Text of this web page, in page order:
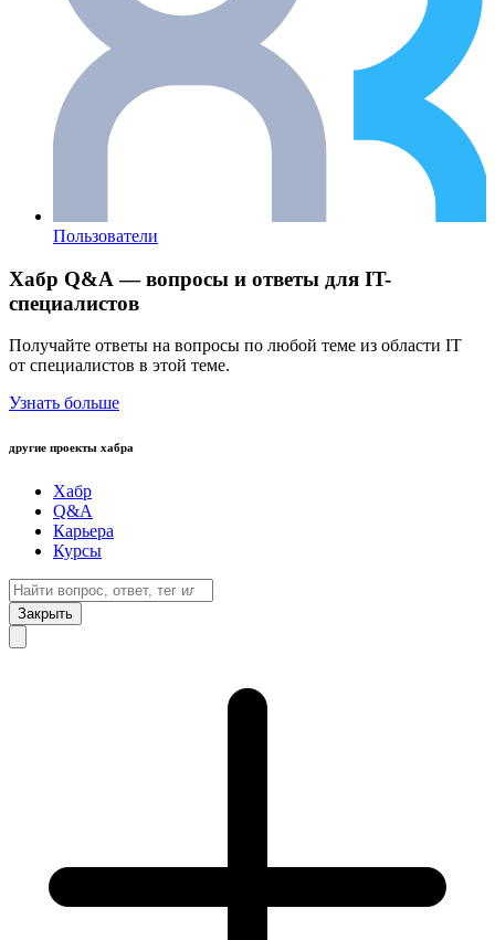
Пользователи
Хабр Q&A — вопросы и ответы для IT-
специалистов
Получайте ответы на вопросы по любой теме из области IT
от специалистов в этой теме.
Узнать больше
другие проекты хабра
Хабр
Q&A
Карьера
Курсы
Закрыть